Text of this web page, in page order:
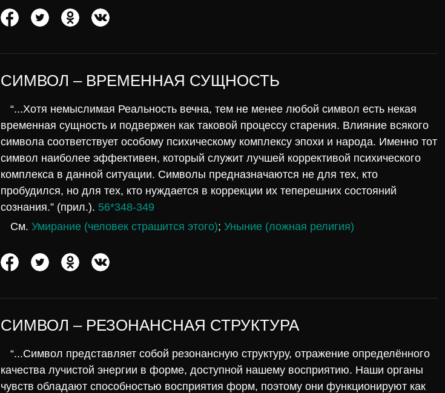
СИМВОЛ – ВРЕМЕННАЯ СУЩНОСТЬ
“...Хотя немыслимая Реальность вечна, тем не менее любой символ есть некая
временная сущность и подвержен как таковой процессу старения. Влияние всякого
символа соответствует особому психическому комплексу эпохи и народа. Именно тот
символ наиболее эффективен, который служит лучшей коррективой психического
комплекса в данной ситуации. Символы предназначаются не для тех, кто
пробудился, но для тех, кто нуждается в коррекции их теперешних состояний
сознания.” (прил.). 56*348-349
См. Умирание (человек страшится этого); Уныние (ложная религия)
СИМВОЛ – РЕЗОНАНСНАЯ СТРУКТУРА
“...Символ представляет собой резонансную структуру, отражение определённого
качества лучистой энергии в форме, доступной нашему восприятию. Наши органы
чувств обладают способностью восприятия форм, поэтому они функционируют как